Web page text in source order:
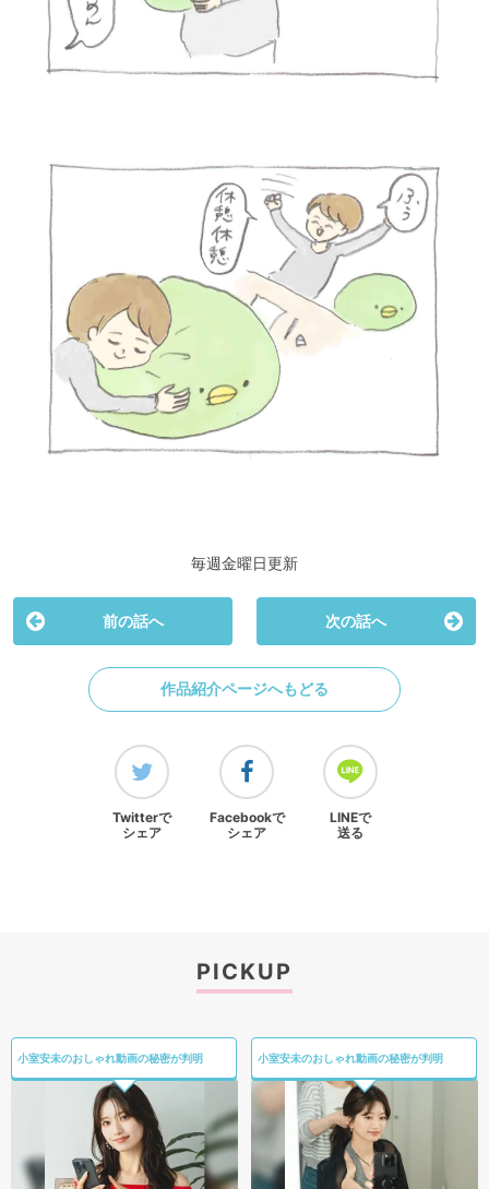
毎週金曜日更新
前の話へ 次の話へ
作品紹介ページへもどる
Twitterで
シェア
Facebookで
シェア
LINEで
送る
PICKUP
小室安未のおしゃれ動画の秘密が判明 小室安未のおしゃれ動画の秘密が判明